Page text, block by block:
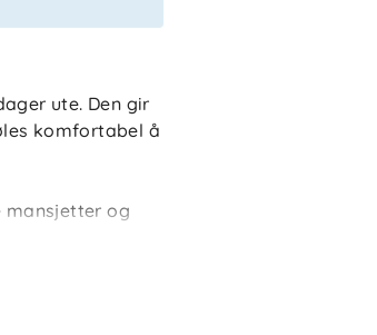
ute. Den gir
komfortabel å
mansjetter og